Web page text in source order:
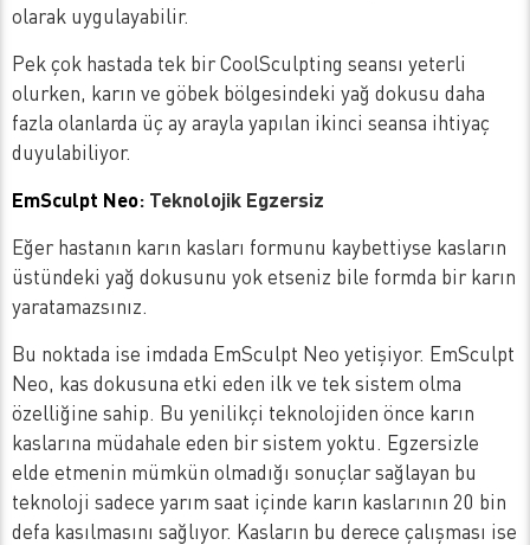
olarak uygulayabilir.
Pek çok hastada tek bir CoolSculpting seansı yeterli
olurken, karın ve göbek bölgesindeki yağ dokusu daha
fazla olanlarda üç ay arayla yapılan ikinci seansa ihtiyaç
duyulabiliyor.
EmSculpt Neo: Teknolojik Egzersiz
Eğer hastanın karın kasları formunu kaybettiyse kasların
üstündeki yağ dokusunu yok etseniz bile formda bir karın
yaratamazsınız.
Bu noktada ise imdada EmSculpt Neo yetişiyor. EmSculpt
Neo, kas dokusuna etki eden ilk ve tek sistem olma
özelliğine sahip. Bu yenilikçi teknolojiden önce karın
kaslarına müdahale eden bir sistem yoktu. Egzersizle
elde etmenin mümkün olmadığı sonuçlar sağlayan bu
teknoloji sadece yarım saat içinde karın kaslarının 20 bin
defa kasılmasını sağlıyor. Kasların bu derece çalışması ise